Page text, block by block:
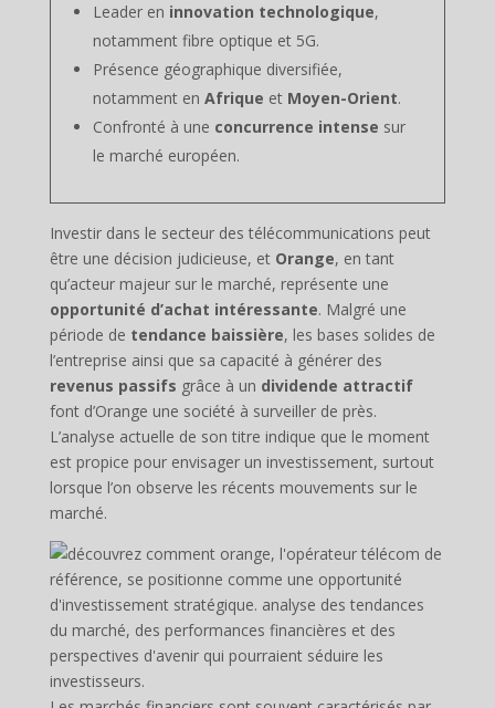
Leader en innovation technologique,
notamment fibre optique et 5G.
Présence géographique diversifiée,
notamment en Afrique et Moyen-Orient.
Confronté à une concurrence intense sur
le marché européen.
Investir dans le secteur des télécommunications peut
être une décision judicieuse, et Orange, en tant
qu’acteur majeur sur le marché, représente une
opportunité d’achat intéressante. Malgré une
période de tendance baissière, les bases solides de
l’entreprise ainsi que sa capacité à générer des
revenus passifs grâce à un dividende attractif
font d’Orange une société à surveiller de près.
L’analyse actuelle de son titre indique que le moment
est propice pour envisager un investissement, surtout
lorsque l’on observe les récents mouvements sur le
marché.